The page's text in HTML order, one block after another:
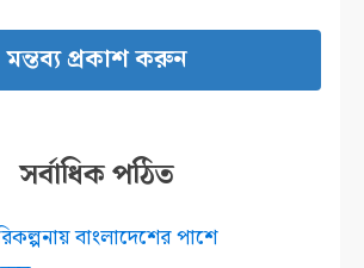
সর্বাধিক পঠিত
বাংলাদেশের পাশে